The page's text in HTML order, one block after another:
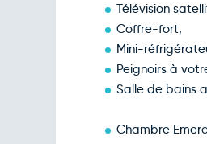
Télévision
Coffre-fort,
Mini-
Peignoirs à
Salle de bains
Chambre